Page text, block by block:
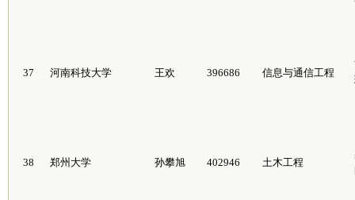
37 河南科技大学 王欢 396686 信息与通信工程
38 郑州大学 孙攀旭 402946 土木工程